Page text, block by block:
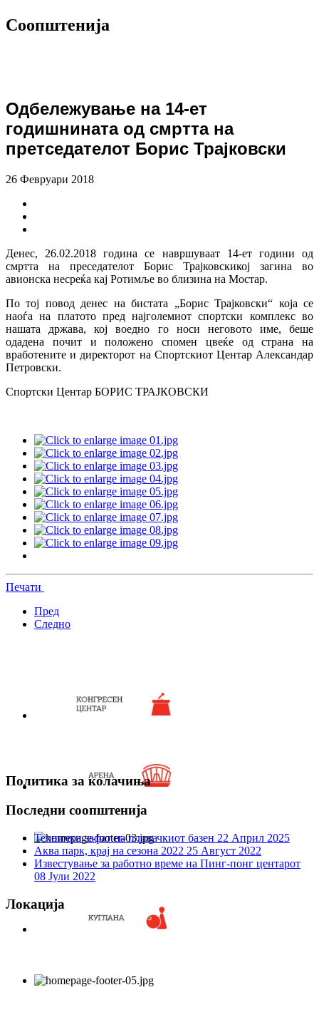
Соопштенија
Одбележување на 14-ет
годишнината од смртта на
претседателот Борис Трајковски
26 Февруари 2018
Денес, 26.02.2018 година се навршуваат 14-ет години од
смртта на преседателот Борис Трајковскикој загина во
авионска несреќа кај Ротимље во близина на Мостар.
По тој повод денес на бистата „Борис Трајковски“ која се
наоѓа на платото пред најголемиот спортски комплекс во
нашата држава, кој воедно го носи неговото име, беше
одадена почит и положено спомен цвеќе од страна на
вработените и директорот на Спортскиот Центар Александар
Петровски.
Спортски Центар БОРИС ТРАЈКОВСКИ
Печати
Пред
Следно
Политика за колачиња
Последни соопштенија
Технички зафат на пливачкиот базен 22 Април 2025
Аква парк, крај на сезона 2022 25 Август 2022
Известување за работно време на Пинг-понг центарот
08 Јули 2022
Локација